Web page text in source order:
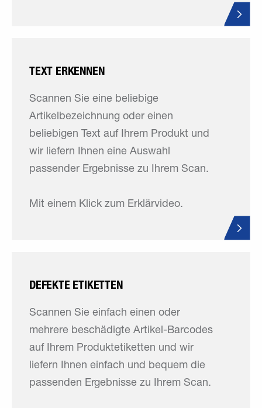
TEXT ERKENNEN
Scannen Sie eine beliebige
Artikelbezeichnung oder einen
beliebigen Text auf Ihrem Produkt und
wir liefern Ihnen eine Auswahl
passender Ergebnisse zu Ihrem Scan.
Mit einem Klick zum Erklärvideo.
DEFEKTE ETIKETTEN
Scannen Sie einfach einen oder
mehrere beschädigte Artikel-Barcodes
auf Ihrem Produktetiketten und wir
liefern Ihnen einfach und bequem die
passenden Ergebnisse zu Ihrem Scan.